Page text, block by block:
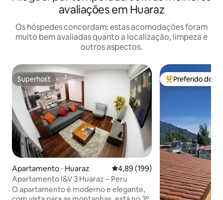
avaliações em Huaraz
Os hóspedes concordam: estas acomodações foram
muito bem avaliadas quanto a localização, limpeza e
outros aspectos.
Superhost
Superhost
Apartamento ⋅ Huaraz 4,89 de uma avaliação média de
4,89 (199)
Apartamento I&V 3 Huaraz – Peru
O apartamento é moderno e elegante,
Entre os
Preferido dos